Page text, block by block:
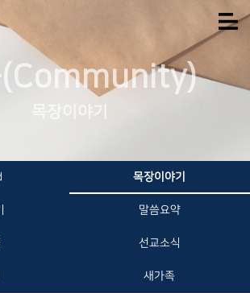
(Community)
목장이야기
목장이야기
말씀요약
선교소식
새가족